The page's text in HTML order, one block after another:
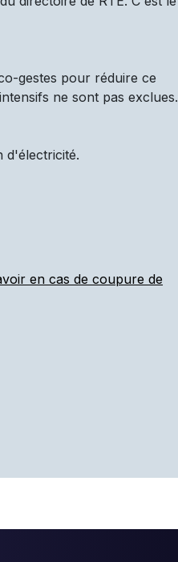
gestes pour réduire ce
ne sont pas exclues.
d'électricité.
en cas de coupure de